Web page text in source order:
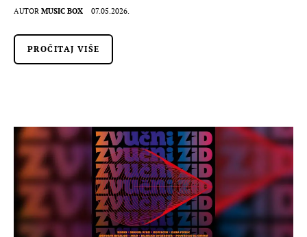
AUTOR MUSIC BOX 07.05.2026.
PROČITAJ VIŠE